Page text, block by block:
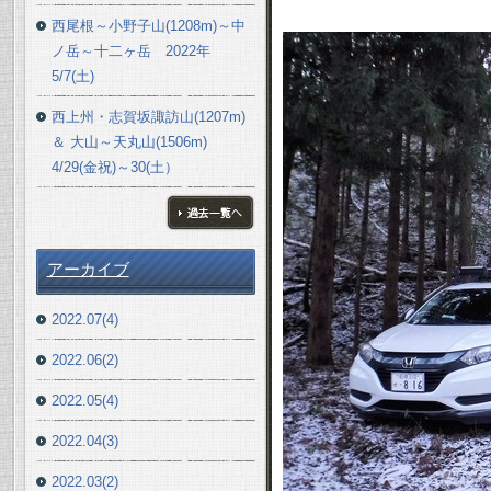
西尾根～小野子山(1208m)～中
ノ岳～十二ヶ岳 2022年
5/7(土)
西上州・志賀坂諏訪山(1207m)
＆ 大山～天丸山(1506m)
4/29(金祝)～30(土）
アーカイブ
2022.07(4)
2022.06(2)
2022.05(4)
2022.04(3)
2022.03(2)